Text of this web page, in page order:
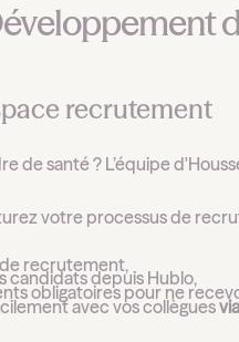
recrutement
de santé ? L’équipe
votre processus de
recrutement,
candidats depuis Hublo,
obligatoires pour ne
avec vos collègues